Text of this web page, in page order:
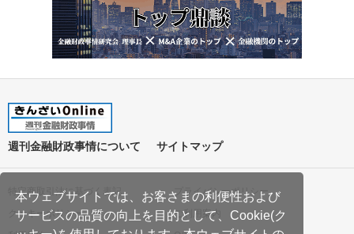
本ウェブサイトでは、お客さまの利便性および
サービスの品質の向上を目的として、Cookie(ク
週刊金融財政事情について サイトマップ
特定商取引法に基づく表記
プライバシーポリシー
クッキーポリシー
ご利用案内